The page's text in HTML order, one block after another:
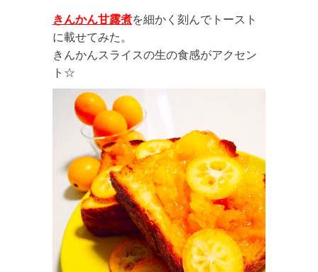
きんかん甘露煮を細かく刻んでトースト
に載せてみた。
きんかんスライスの生の食感がアクセン
ト☆